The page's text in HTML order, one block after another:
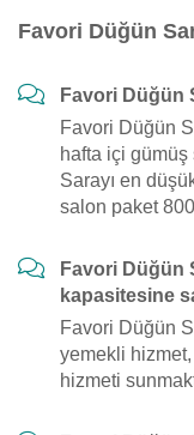
Favori Düğün
Favori Düğün
Favori Düğün
hafta içi
Sarayı en
salon paket
Favori Düğün
kapasitesine
Favori Düğün
yemekli
hizmeti